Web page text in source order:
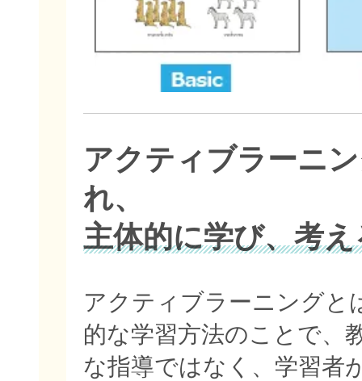
アクティブラーニ
れ、
主体的に学び、考
アクティブラーニングと
的な学習方法のことで、
な指導ではなく、学習者